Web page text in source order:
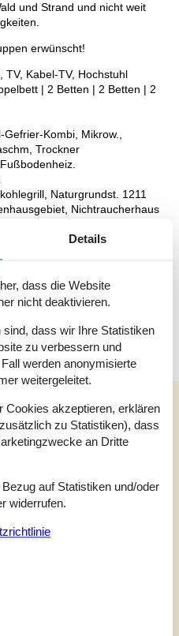
und Strand und nicht weit
erwünscht!
TV, Kabel-TV, Hochstuhl
| 2 Betten | 2 Betten | 2
Gefrier-Kombi, Mikrow.,
Trockner
Naturgrundst. 1211
Nichtraucherhaus
am Haus statt.
Bewertungen
Details
dass die Website
nicht deaktivieren.
dass wir Ihre Statistiken
zu verbessern und
werden anonymisierte
weitergeleitet.
Cookies akzeptieren, erklären
zu Statistiken), dass
an Dritte
auf Statistiken und/oder
widerrufen.